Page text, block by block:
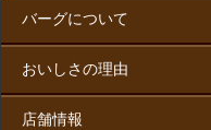
バーグについて
おいしさの理由
店舗情報